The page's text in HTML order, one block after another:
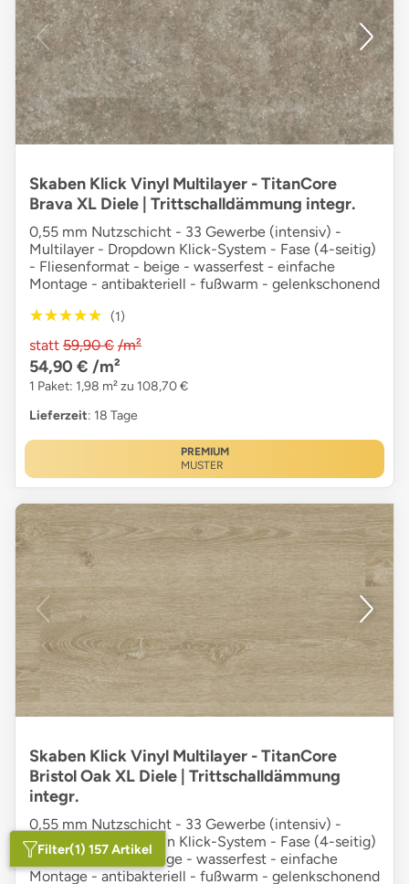
Skaben Klick Vinyl Multilayer - TitanCore
Brava XL Diele | Trittschalldämmung integr.
0,55 mm Nutzschicht - 33 Gewerbe (intensiv) -
Multilayer - Dropdown Klick-System - Fase (4-seitig)
- Fliesenformat - beige - wasserfest - einfache
Montage - antibakteriell - fußwarm - gelenkschonend
★★★★★
★★★★★ (1)
statt 59,90 € /m²
54,90 € /m²
1 Paket: 1,98 m² zu 108,70 €
Lieferzeit: 18 Tage
PREMIUM
MUSTER
Skaben Klick Vinyl Multilayer - TitanCore
Bristol Oak XL Diele | Trittschalldämmung
integr.
0,55 mm Nutzschicht - 33 Gewerbe (intensiv) -
Multilayer - Dropdown Klick-System - Fase (4-seitig)
- Landhausdiele - beige - wasserfest - einfache
Montage - antibakteriell - fußwarm - gelenkschonend
Filter(1) 157 Artikel